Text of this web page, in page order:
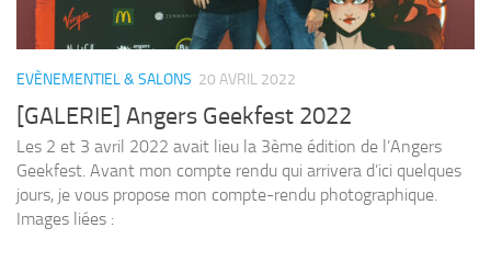
EVÈNEMENTIEL & SALONS 20 AVRIL 2022
[GALERIE] Angers Geekfest 2022
Les 2 et 3 avril 2022 avait lieu la 3ème édition de l’Angers
Geekfest. Avant mon compte rendu qui arrivera d’ici quelques
jours, je vous propose mon compte-rendu photographique.
Images liées :